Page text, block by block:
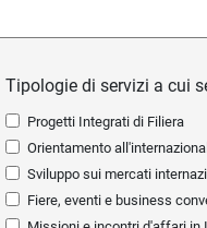
Tipologie di servizi a cui
Progetti Integrati di Filiera
Orientamento
Sviluppo sui mercati
Fiere, eventi e business